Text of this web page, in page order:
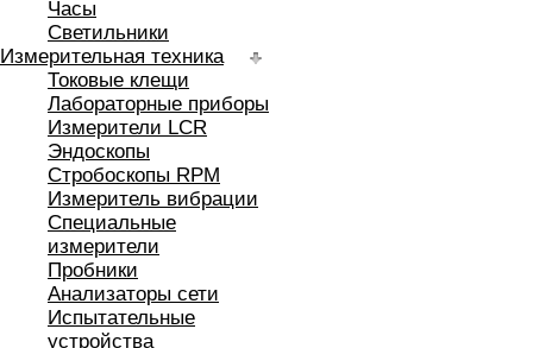
Часы
Светильники
Измерительная техника
Токовые клещи
Лабораторные приборы
Измерители LCR
Эндоскопы
Стробоскопы RPM
Измеритель вибрации
Специальные
измерители
Пробники
Анализаторы сети
Испытательные
устройства